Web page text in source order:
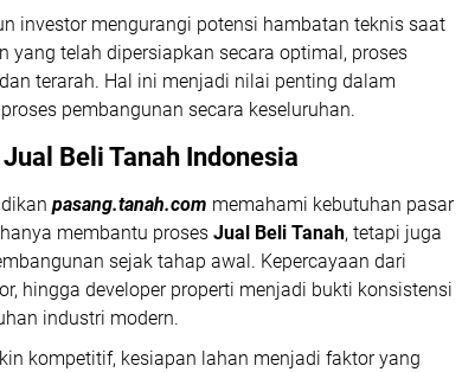
investor mengurangi potensi hambatan teknis saat
yang telah dipersiapkan secara optimal, proses
terarah. Hal ini menjadi nilai penting dalam
pembangunan secara keseluruhan.
Beli Tanah Indonesia
pasang.tanah.com memahami kebutuhan pasar
membantu proses Jual Beli Tanah, tetapi juga
sejak tahap awal. Kepercayaan dari
hingga developer properti menjadi bukti konsistensi
industri modern.
kompetitif, kesiapan lahan menjadi faktor yang